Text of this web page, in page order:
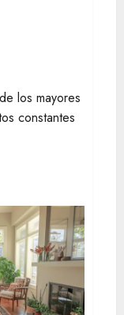
los mayores
constantes